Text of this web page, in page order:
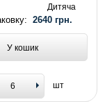
Дитяча
2640 грн.
У кошик
шт